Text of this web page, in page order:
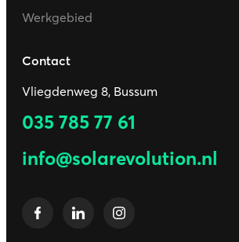
Werkgebied
Contact
Vliegdenweg 8, Bussum
035 785 77 61
info@solarevolution.nl